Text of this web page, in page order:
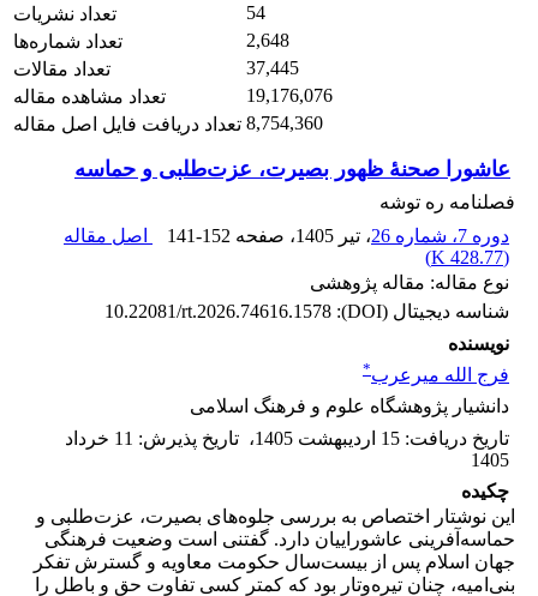
تعداد نشریات
54
تعداد شماره‌ها
2,648
تعداد مقالات
37,445
تعداد مشاهده مقاله
19,176,076
تعداد دریافت فایل اصل مقاله 8,754,360
عاشورا صحنۀ ظهور بصیرت، عزت‌طلبی و حماسه
فصلنامه ره توشه
دوره 7، شماره 26
، تیر 1405 ، صفحه 141-152
اصل مقاله
(
428.77 K
)
نوع مقاله: مقاله پژوهشی
شناسه دیجیتال (DOI):
10.22081/rt.2026.74616.1578
نویسنده
فرج الله میرعرب*
دانشیار پژوهشگاه علوم و فرهنگ اسلامی
تاریخ دریافت: 15 اردیبهشت 1405 ، تاریخ پذیرش:
11 خرداد
1405
چکیده
این نوشتار اختصاص به بررسی جلوه‌های بصیرت، عزت‌طلبی و
حماسه‌آفرینی عاشوراییان دارد. گفتنی است وضعیت فرهنگی
جهان اسلام پس از بیست‌سال حکومت معاویه و گسترش تفکر
بنی‌امیه، چنان تیره‌و‌تار بود که کمتر کسی تفاوت حق و باطل را